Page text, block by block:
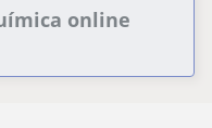
online